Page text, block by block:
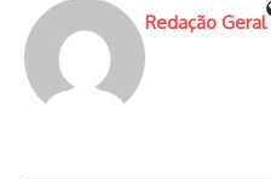
Redação Geral